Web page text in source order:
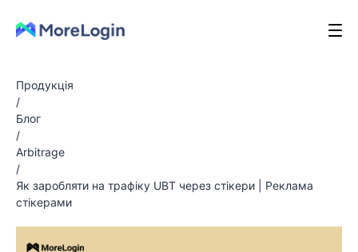
Продукція
/
Блог
/
Arbitrage
/
Як заробляти на трафіку UBT через стікери | Реклама
стікерами